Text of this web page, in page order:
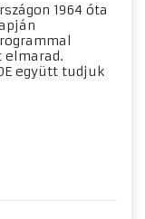
1964 óta
elmarad.
együtt tudjuk